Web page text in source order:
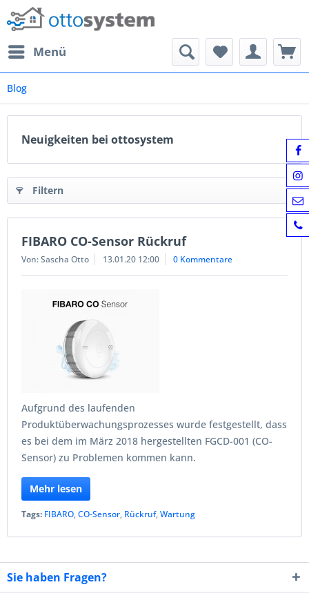
Menü
Blog
Neuigkeiten bei ottosystem
Filtern
FIBARO CO-Sensor Rückruf
Von: Sascha Otto 13.01.20 12:00 0 Kommentare
Aufgrund des laufenden
Produktüberwachungsprozesses wurde festgestellt, dass
es bei dem im März 2018 hergestellten FGCD-001 (CO-
Sensor) zu Problemen kommen kann.
Mehr lesen
Tags: FIBARO,CO-Sensor, Rückruf,Wartung
Sie haben Fragen?